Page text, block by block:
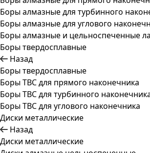
Боры алмазные для турбинного
Боры алмазные для углового
Боры алмазные и цельноспеченные
Боры твердосплавные
Назад
Боры твердосплавные
Боры ТВС для прямого наконечника
Боры ТВС для турбинного
Боры ТВС для углового наконечника
Диски металлические
Назад
Диски металлические